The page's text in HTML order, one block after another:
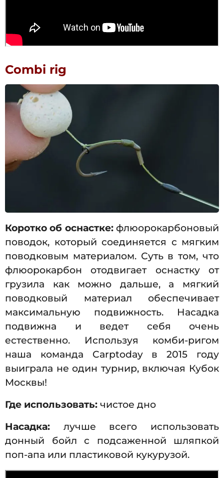
Combi rig
Коротко об оснастке:флюорокарбоновый
поводок, который соединяется с мягким
поводковым материалом. Суть в том, что
флюорокарбон отодвигает оснастку от
грузила как можно дальше, а мягкий
поводковый материал обеспечивает
максимальную подвижность. Насадка
подвижна и ведет себя очень
естественно. Используя комби-ригом
наша команда Carptoday в 2015 году
выиграла не один турнир, включая Кубок
Москвы!
Где использовать: чистое дно
Насадка: лучше всего использовать
донный бойл с подсаженной шляпкой
поп-апа или пластиковой кукурузой.